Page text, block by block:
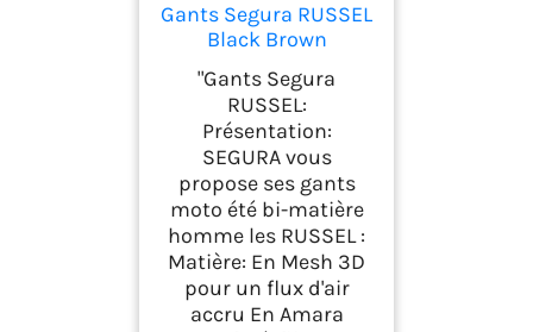
Gants Segura RUSSEL
Black Brown
"Gants Segura
RUSSEL:
Présentation:
SEGURA vous
propose ses gants
moto été bi-matière
homme les RUSSEL :
Matière: En Mesh 3D
pour un flux d'air
accru En Amara